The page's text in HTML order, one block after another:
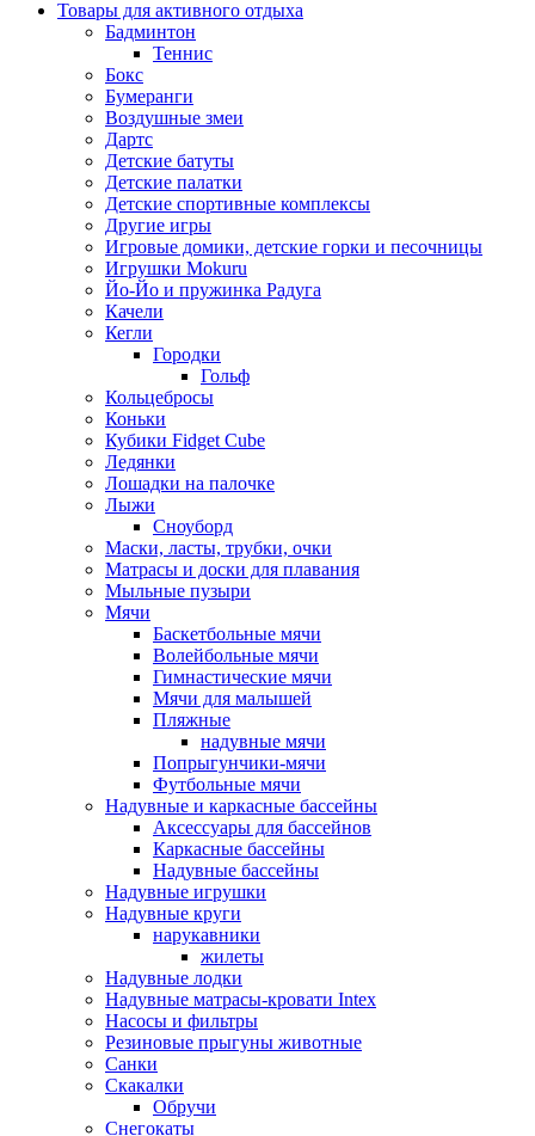
Товары для активного отдыха
Бадминтон
Теннис
Бокс
Бумеранги
Воздушные змеи
Дартс
Детские батуты
Детские палатки
Детские спортивные комплексы
Другие игры
Игровые домики, детские горки и песочницы
Игрушки Mokuru
Йо-Йо и пружинка Радуга
Качели
Кегли
Городки
Гольф
Кольцебросы
Коньки
Кубики Fidget Cube
Ледянки
Лошадки на палочке
Лыжи
Сноуборд
Маски, ласты, трубки, очки
Матрасы и доски для плавания
Мыльные пузыри
Мячи
Баскетбольные мячи
Волейбольные мячи
Гимнастические мячи
Мячи для малышей
Пляжные
надувные мячи
Попрыгунчики-мячи
Футбольные мячи
Надувные и каркасные бассейны
Аксессуары для бассейнов
Каркасные бассейны
Надувные бассейны
Надувные игрушки
Надувные круги
нарукавники
жилеты
Надувные лодки
Надувные матрасы-кровати Intex
Насосы и фильтры
Резиновые прыгуны животные
Санки
Скакалки
Обручи
Снегокаты